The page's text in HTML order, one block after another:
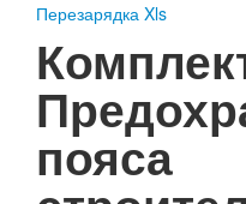
Статьи
Публичная оферта
Сертификаты
Вопрос-Ответ
Контакты
Перезарядка Xls
пояса